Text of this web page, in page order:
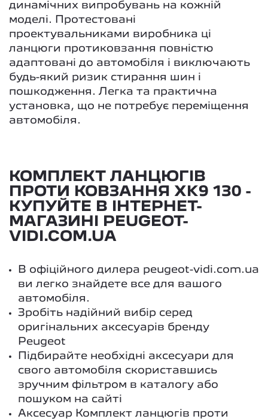
динамічних випробувань на кожній
моделі. Протестовані
проектувальниками виробника ці
ланцюги протиковзання повністю
адаптовані до автомобіля і виключають
будь-який ризик стирання шин і
пошкодження. Легка та практична
установка, що не потребує переміщення
автомобіля.
КОМПЛЕКТ ЛАНЦЮГІВ
ПРОТИ КОВЗАННЯ XK9 130 -
КУПУЙТЕ В ІНТЕРНЕТ-
МАГАЗИНІ PEUGEOT-
VIDI.COM.UA
В офіційного дилера peugeot-vidi.com.ua
ви легко знайдете все для вашого
автомобіля.
Зробіть надійний вибір серед
оригінальних аксесуарів бренду
Peugeot
Підбирайте необхідні аксесуари для
свого автомобіля скориставшись
зручним фільтром в каталогу або
пошуком на сайті
Аксесуар Комплект ланцюгів проти